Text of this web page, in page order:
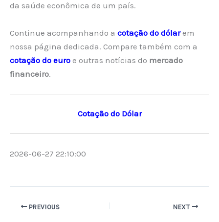
da saúde econômica de um país.
Continue acompanhando a cotação do dólarem
nossa página dedicada. Compare também com a
cotação do euro e outras notícias do mercado
financeiro.
Cotação do Dólar
2026-06-27 22:10:00
PREVIOUS NEXT